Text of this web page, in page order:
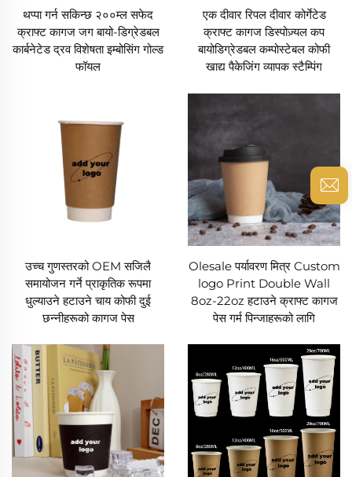
थप्पा गर्न सकिन्छ २००म्ल सफेद
क्राफ्ट कागज जग बायो-डिग्रेडबल
कार्बनेटेड द्रव विशेषता इम्बोसिंग गोल्ड
फॉयल
एक दीवार रिपल दीवार कोर्गेटेड
क्राफ्ट कागज डिस्पोज़्यल कप
बायोडिग्रेडबल कम्पोस्टेबल कोफी
खाद्य पैकेजिंग व्यापक स्टैम्पिंग
उच्च गुणस्तरको OEM सजिलै
समायोजन गर्ने प्राकृतिक रूपमा
धुल्याउने हटाउने चाय कोफी दुई
छन्नीहरूको कागज पेस
Olesale पर्यावरण मित्र Custom
logo Print Double Wall
8oz-22oz हटाउने क्राफ्ट कागज
पेस गर्म पिन्जाहरूको लागि